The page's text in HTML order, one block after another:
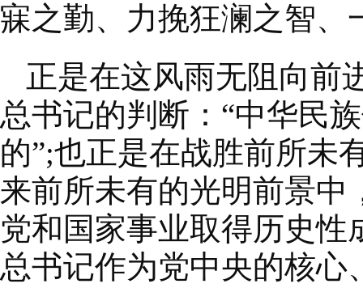
寐之勤、力挽狂澜之智、
正是在这风雨无阻向前
总书记的判断：“中华民
的”;也正是在战胜前所未
来前所未有的光明前景中
党和国家事业取得历史
总书记作为党中央的核心